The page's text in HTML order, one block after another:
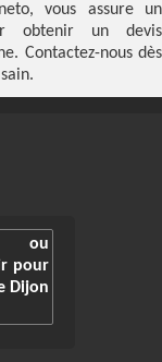
vous assure un
obtenir un devis
Contactez-nous dès
ou
pour
Dijon